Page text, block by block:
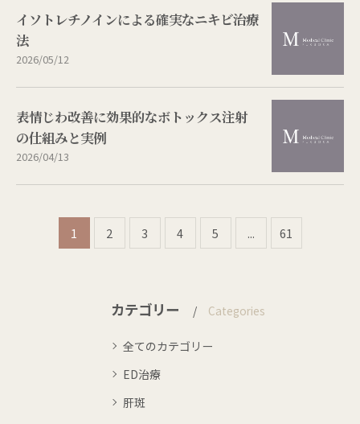
イソトレチノインによる確実なニキビ治療
法
2026/05/12
表情じわ改善に効果的なボトックス注射
の仕組みと実例
2026/04/13
1 2 3 4 5 ... 61
カテゴリー Categories
全てのカテゴリー
ED治療
肝斑